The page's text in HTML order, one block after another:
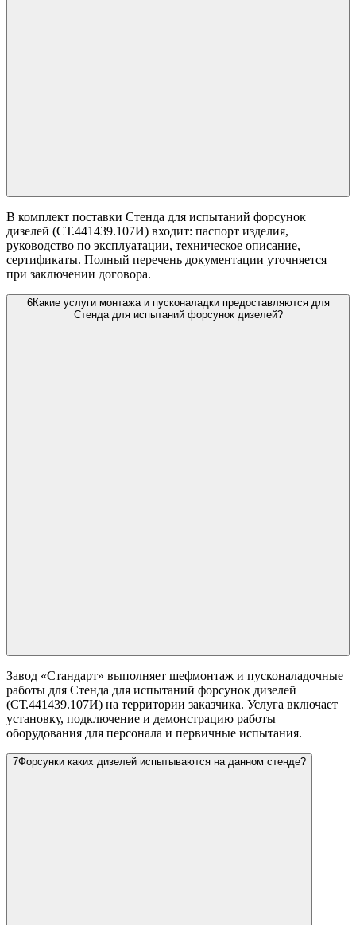
В комплект поставки Стенда для испытаний форсунок
дизелей (СТ.441439.107И) входит: паспорт изделия,
руководство по эксплуатации, техническое описание,
сертификаты. Полный перечень документации уточняется
при заключении договора.
6Какие услуги монтажа и пусконаладки предоставляются для
Стенда для испытаний форсунок дизелей?
Завод «Стандарт» выполняет шефмонтаж и пусконаладочные
работы для Стенда для испытаний форсунок дизелей
(СТ.441439.107И) на территории заказчика. Услуга включает
установку, подключение и демонстрацию работы
оборудования для персонала и первичные испытания.
7Форсунки каких дизелей испытываются на данном стенде?